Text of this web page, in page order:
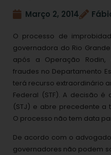
Março 2, 2014
O processo de
governadora do Rio
após a Operação
fraudes no Departamento
terá recurso extraordinário
Federal (STF). A decisão é
(STJ) e abre precedente a
O processo não tem data
De acordo com o
governadores não podem